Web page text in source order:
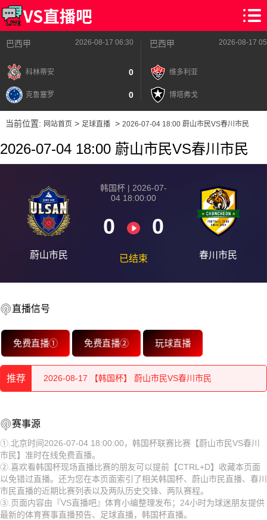
巴西甲 2026-08-17 06:30
科林蒂安 0
克鲁塞罗 0
巴西甲 2026-08-17
维多利亚
博塔弗戈
当前位置: 网站首页> 足球直播> 2026-07-04 18:00 蔚山市民VS春川市民
2026-07-04 18:00 蔚山市民VS春川市民
蔚山市民
韩国杯 | 2026-07-
04 18:00:00
0 0
已结束 春川市民
直播信号
免费直播① 免费直播② 玩球直播
推荐
2026-08-17 【韩国杯】 蔚山市民VS春川市民
2026-08-17 【韩国杯】 蔚山市民VS春川市民
2026-08-17 【韩国杯】 蔚山市民VS春川市民
2026-08-17 【韩国杯】 蔚山市民VS春川市民
2026-08-17 【韩国杯】 蔚山市民VS春川市民
2026-08-17 【韩国杯】 蔚山市民VS春川市民
2026-08-17 【韩国杯】 蔚山市民VS春川市民
2026-08-17 【韩国杯】 蔚山市民VS春川市民
赛事源
①.北京时间2026-07-04 18:00:00，韩国杯联赛比赛【蔚山市民VS春川
市民】准时在线免费直播。
②.喜欢看韩国杯现场直播比赛的朋友可以提前【CTRL+D】收藏本页面
以免错过直播。还为您在本页面索引了相关韩国杯、蔚山市民直播、春川
市民直播的近期比赛列表以及两队历史交锋、两队赛程。
③.页面内容由『VS直播吧』体育小编整理发布；24小时为球迷朋友提供
最新的体育赛事直播预告、足球直播，韩国杯直播。